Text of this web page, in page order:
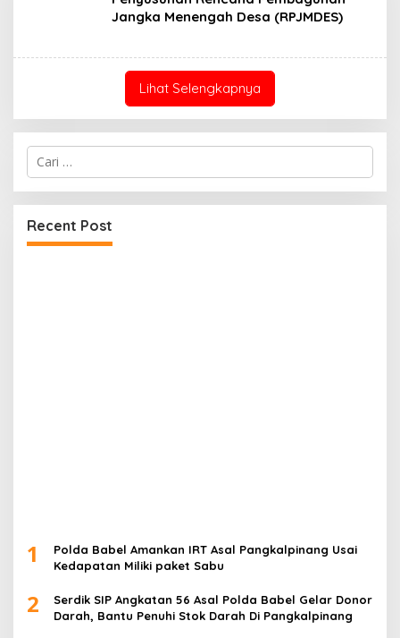
Jangka Menengah Desa (RPJMDES)
Lihat Selengkapnya
Cari
untuk:
Recent Post
1
Polda Babel Amankan IRT Asal Pangkalpinang Usai
Kedapatan Miliki paket Sabu
2
Serdik SIP Angkatan 56 Asal Polda Babel Gelar Donor
Darah, Bantu Penuhi Stok Darah Di Pangkalpinang